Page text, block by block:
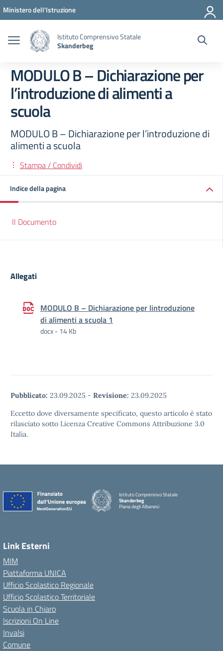
Vai ai contenuti
Vai al menu di navigazione
Vai al footer
Ministero dell'Istruzione
Istituto Comprensivo Statale
Skanderbeg
MODULO B – Dichiarazione per
l’introduzione di alimenti a
scuola
MODULO B – Dichiarazione per l’introduzione di
alimenti a scuola
Stampa / Condividi
Indice della pagina
Il Documento
Allegati
MODULO B – Dichiarazione per lintroduzione
di alimenti a scuola 1
docx - 14 Kb
Pubblicato: 23.09.2025 - Revisione: 23.09.2025
Eccetto dove diversamente specificato, questo articolo è stato
rilasciato sotto Licenza Creative Commons Attribuzione 3.0
Italia.
Istituto Comprensivo Statale
Skanderbeg
Piana degli Albanesi
Link Esterni
MIM
Piattaforma UNICA
Ufficio Scolastico Regionale
Ufficio Scolastico Territoriale
Scuola in Chiaro
Iscrizioni On Line
Invalsi
Comune